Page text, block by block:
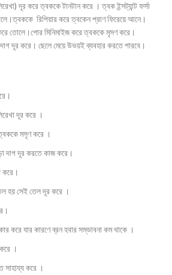
দূর করে ত্বককে টানটান করে । ত্বক ইন্সট্যান্ট ফর্সা
রিপিয়ার করে ত্বকেন প্রাণ ফিরেয়ে আনে।
তোলে।পোর মিনিমাইজ করে ত্বককে মৃসণ করে।
দূর করে। ছেলে মেয়ে উভয়ই ব্যবহার করতে পারবে।
দূর করে ।
মসৃণ করে ।
দাগ দূর করতে কাজ করে।
করে।
হয় সেই তেল দূর করে ।
করে‌ যার কারণে ব্রন হবার সম্ভাবনা কম থাকে‌ ।
।
সাহায্য করে ।